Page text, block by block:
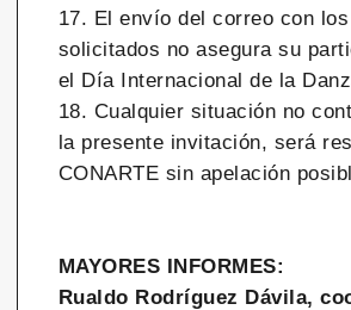
17. El envío del correo con
solicitados no asegura su
el Día Internacional de la
18. Cualquier situación no
la presente invitación, será
CONARTE sin apelación
MAYORES INFORMES:
Rualdo Rodríguez Dávila,